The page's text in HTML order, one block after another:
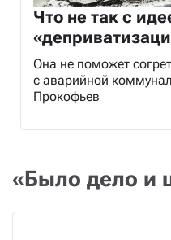
Что не так с
Она не поможет
с аварийной
Прокофьев
«Было дело и